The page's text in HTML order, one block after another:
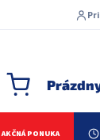
NÁKUPNÝ
AKČNÁ PONUKA